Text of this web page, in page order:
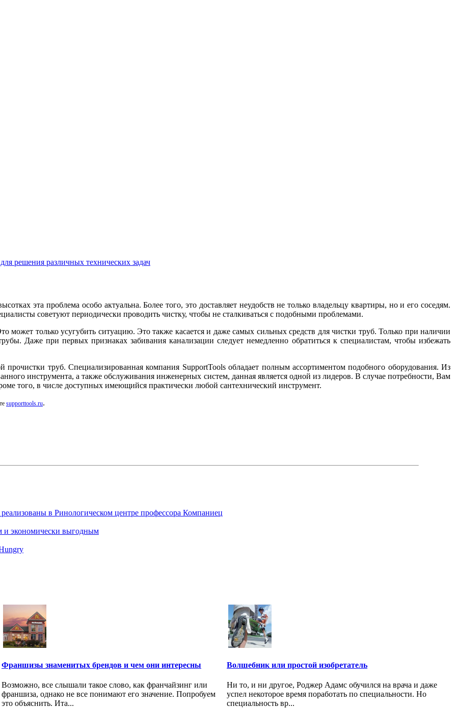
решения различных технических задач
эта проблема особо актуальна. Более того, это доставляет неудобств не только владельцу квартиры, но и его соседям.
советуют периодически проводить чистку, чтобы не сталкиваться с подобными проблемами.
может только усугубить ситуацию. Это также касается и даже самых сильных средств для чистки труб. Только при наличии
Даже при первых признаках забивания канализации следует немедленно обратиться к специалистам, чтобы избежать
труб. Специализированная компания SupportToolsобладает полным ассортиментом подобного оборудования. Из
инструмента, а также обслуживания инженерных систем, данная является одной из лидеров. В случае потребности, Вам
того, в числе доступных имеющийся практически любой сантехнический инструмент.
supporttools.ru.
в Ринологическом центре профессора Компаниец
и экономически выгодным
Франшизы знаменитых брендов и чем они интересны
Возможно, все слышали такое слово, как франчайзинг или
франшиза, однако не все понимают его значение. Попробуем
это объяснить. Ита...
Волшебник или простой изобретатель
Ни то, и ни другое, Роджер Адамс обучился на врача и даже
успел некоторое время поработать по специальности. Но
специальность вр...